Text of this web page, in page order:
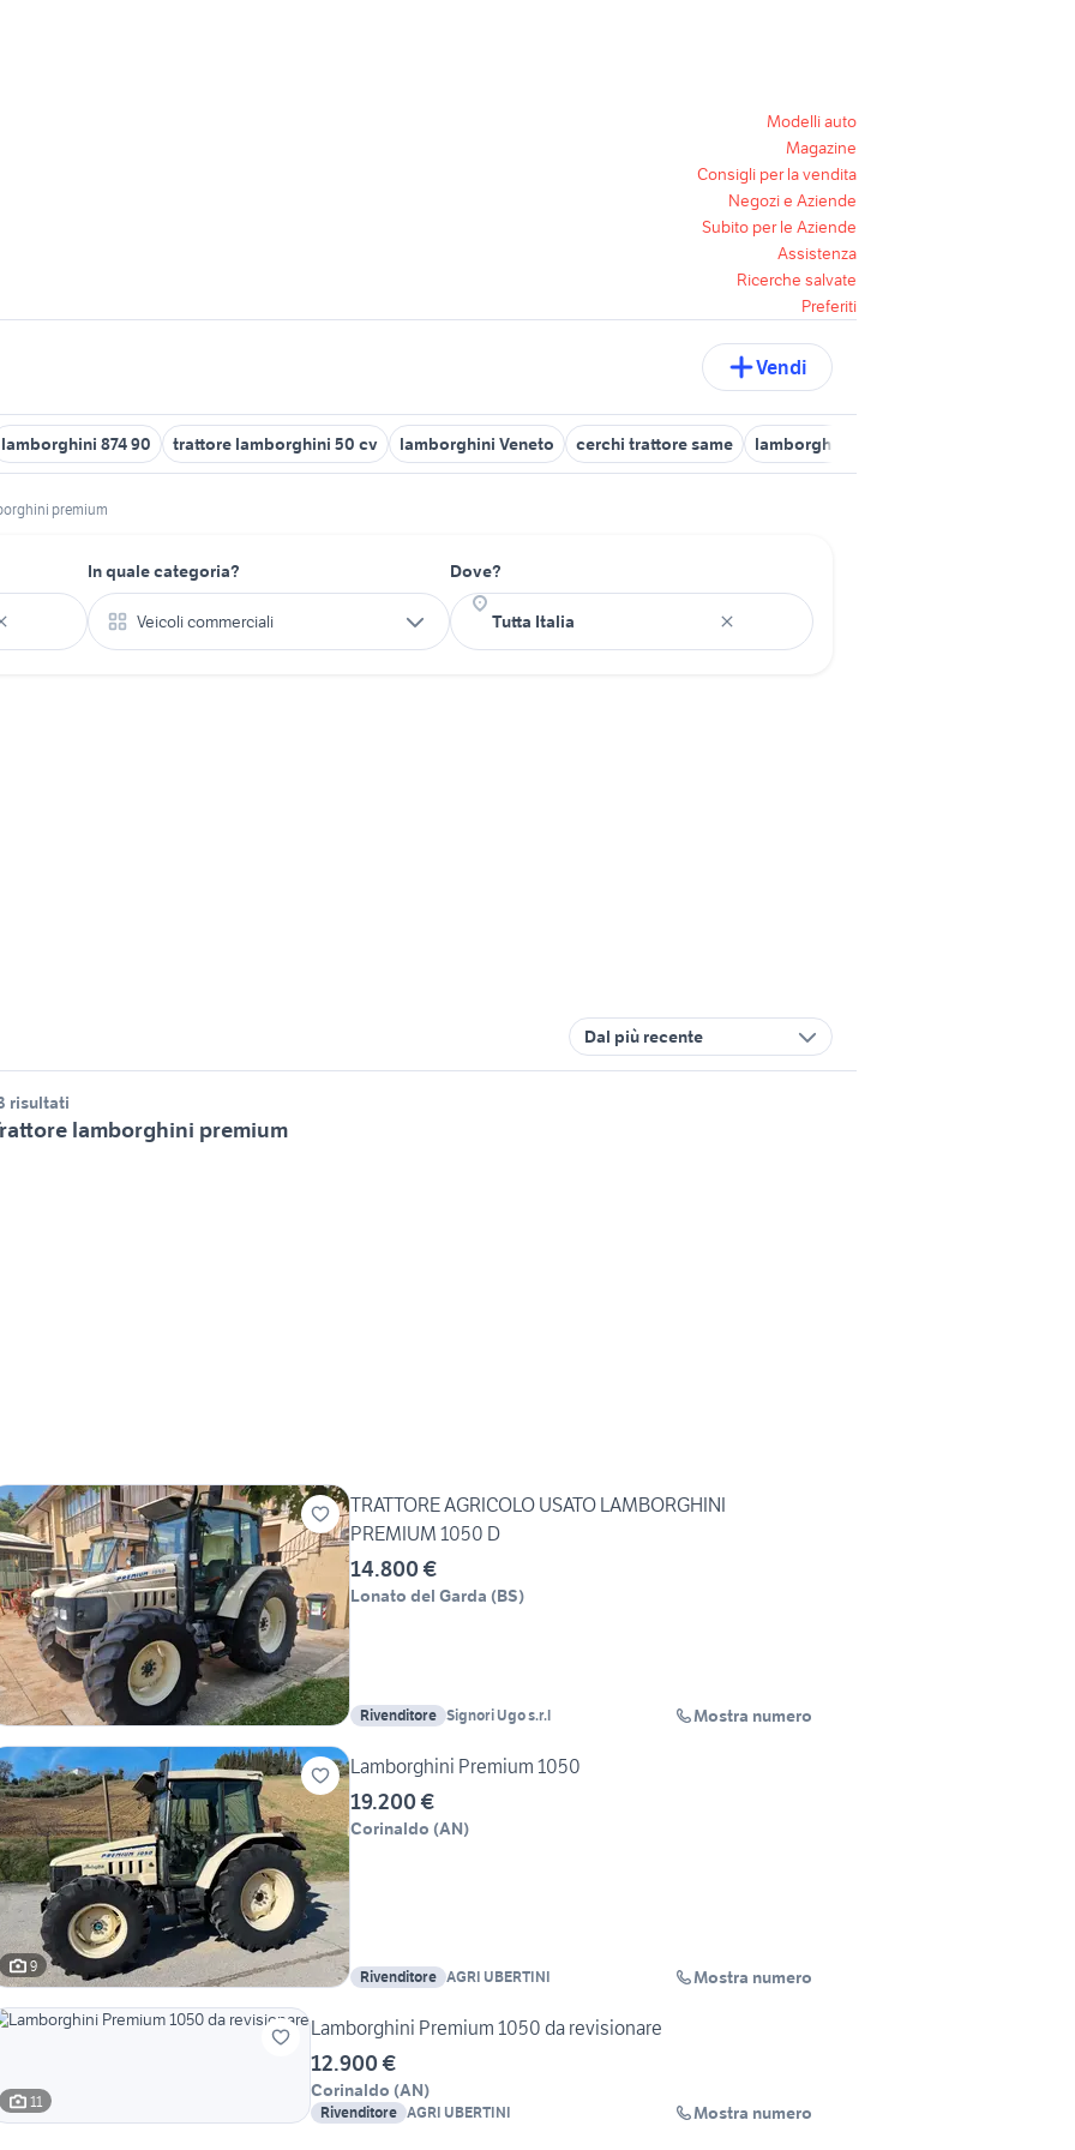
Modelli auto
Magazine
Consigli per la vendita
Negozi e Aziende
Subito per le Aziende
Assistenza
Ricerche salvate
Preferiti
Vendi
lamborghini 874 90 trattore lamborghini 50 cv lamborghini Veneto cerchi trattore same lamborghini urraco usate
premium
In quale categoria?
Veicoli commerciali
Dove?
Dal più recente
risultati
lamborghini premium
TRATTORE AGRICOLO USATO LAMBORGHINI
PREMIUM 1050 D
14.800 €
Lonato del Garda (BS)
Rivenditore Signori Ugo s.r.l Mostra numero
9
Lamborghini Premium 1050
19.200 €
Corinaldo (AN)
Rivenditore AGRI UBERTINI Mostra numero
11
Lamborghini Premium 1050 da revisionare
12.900 €
Corinaldo (AN)
Rivenditore AGRI UBERTINI Mostra numero